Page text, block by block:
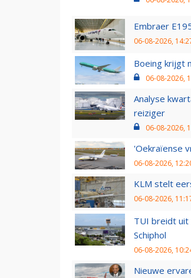
Embraer
06-08-2026,
Boeing krijgt
06-08-2026,
Analyse
reiziger
06-08-2026,
'Oekraïense
06-08-2026,
KLM stelt
06-08-2026,
TUI breidt uit
Schiphol
06-08-2026,
Nieuwe